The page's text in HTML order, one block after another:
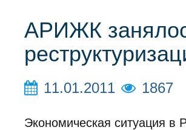
АРИЖК
11.01.2011 1867
Экономическая ситуация в